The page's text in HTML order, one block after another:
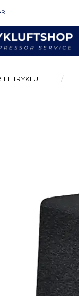
TIL TRYKLUFT